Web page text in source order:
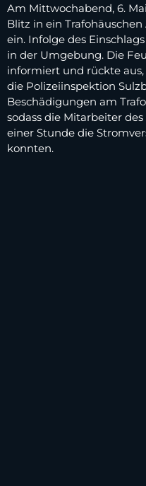
Am Mittwochabend, 6.
Blitz in ein
ein. Infolge des
in der Umgebung. Die
informiert und rückte
die Polizeiinspektion
Beschädigungen am
sodass die Mitarbeiter
einer Stunde die
konnten.